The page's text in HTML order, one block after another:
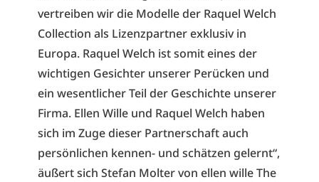
vertreiben wir die Modelle der Raquel Welch
Collection als Lizenzpartner exklusiv in
Europa. Raquel Welch ist somit eines der
wichtigen Gesichter unserer Perücken und
ein wesentlicher Teil der Geschichte unserer
Firma. Ellen Wille und Raquel Welch haben
sich im Zuge dieser Partnerschaft auch
persönlichen kennen- und schätzen gelernt“,
äußert sich Stefan Molter von ellen wille The